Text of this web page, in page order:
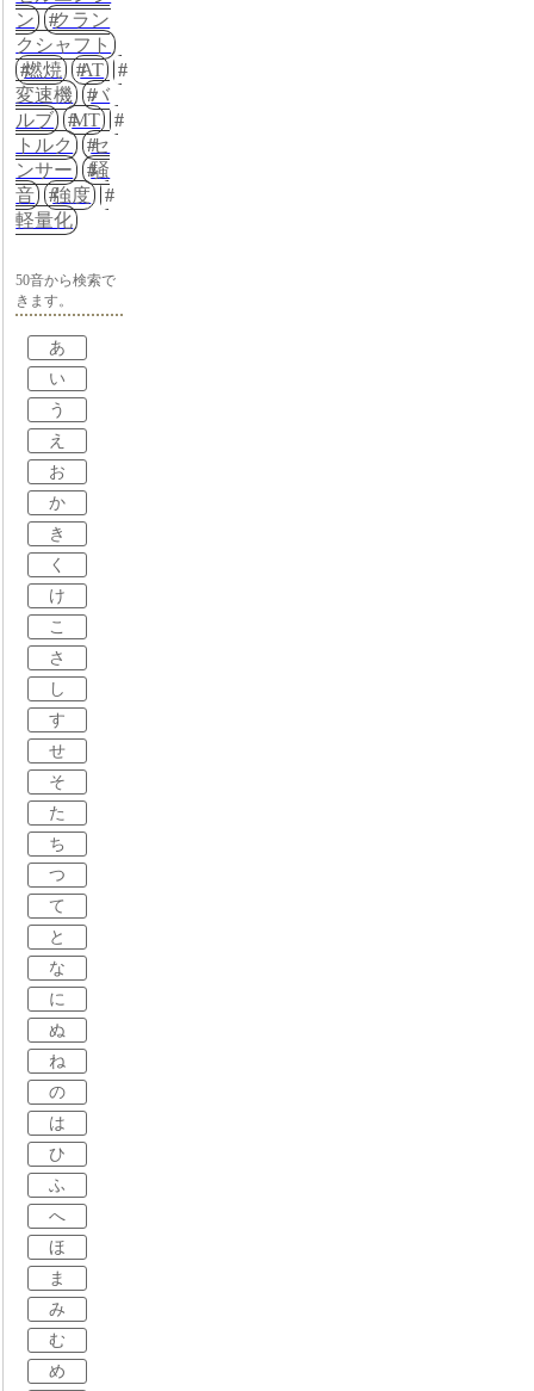
ン
クラン
クシャフト
燃焼
AT
変速機
バ
ルブ
MT
トルク
セ
ンサー
騒
音
強度
軽量化
50音から検索で
きます。
あ
い
う
え
お
か
き
く
け
こ
さ
し
す
せ
そ
た
ち
つ
て
と
な
に
ぬ
ね
の
は
ひ
ふ
へ
ほ
ま
み
む
め